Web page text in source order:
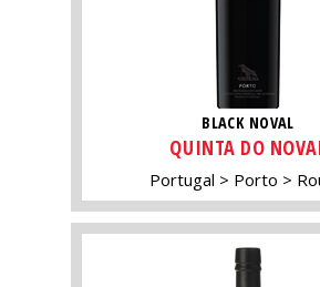
BLACK NOVAL
QUINTA DO
Portugal Porto